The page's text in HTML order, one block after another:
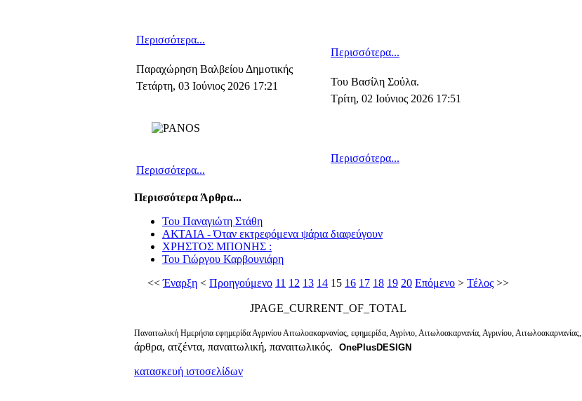
Περισσότερα...
Παραχώρηση Βαλβείου Δημοτικής
Τετάρτη, 03 Ιούνιος 2026 17:21
Περισσότερα...
Περισσότερα...
Του Βασίλη Σούλα.
Τρίτη, 02 Ιούνιος 2026 17:51
Περισσότερα...
Περισσότερα Άρθρα...
Του Παναγιώτη Στάθη
ΑΚΤΑΙΑ - Όταν εκτρεφόμενα ψάρια διαφεύγουν
ΧΡΗΣΤΟΣ ΜΠΟΝΗΣ :
Του Γιώργου Καρβουνιάρη
<<Έναρξη < Προηγούμενο 11 12 13 14 15 16 17 18 19 20 Επόμενο > Τέλος >>
JPAGE_CURRENT_OF_TOTAL
Παναιτωλική Ημερήσια εφημερίδα Αγρινίου Αιτωλοακαρνανίας, εφημερίδα, Αγρίνιο, Αιτωλοακαρνανία, Αγρινίου, Αιτωλοακαρνανίας,
άρθρα, ατζέντα, παναιτωλική, παναιτωλικός.
OnePlusDESIGN
κατασκευή ιστοσελίδων